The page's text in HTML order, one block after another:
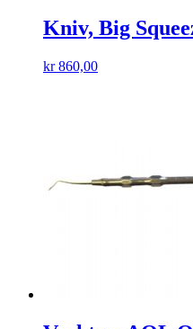
Kniv, Big
kr860,00